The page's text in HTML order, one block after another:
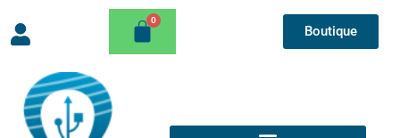
Boutique